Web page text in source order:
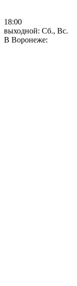
18:00
выходной: Сб., Вс.
В Воронеже: